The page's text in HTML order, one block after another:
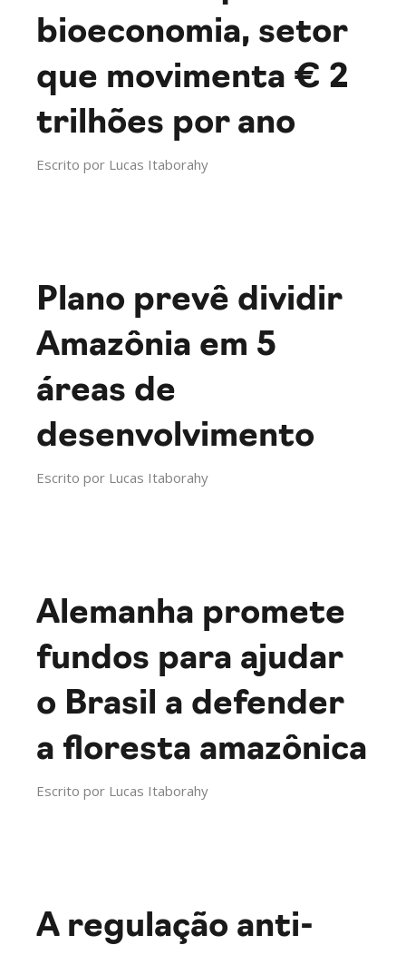
bioeconomia, setor
que movimenta € 2
trilhões por ano
Escrito por Lucas Itaborahy
Plano prevê dividir
Amazônia em 5
áreas de
desenvolvimento
Escrito por Lucas Itaborahy
Alemanha promete
fundos para ajudar
o Brasil a defender
a floresta amazônica
Escrito por Lucas Itaborahy
A regulação anti-